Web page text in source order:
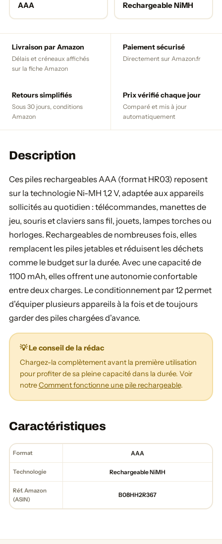
AAA Rechargeable NiMH
Livraison par Amazon
Délais et créneaux affichés
sur la fiche Amazon
Paiement sécurisé
Directement sur Amazon.fr
Retours simplifiés
Sous 30 jours, conditions
Amazon
Prix vérifié chaque jour
Comparé et mis à jour
automatiquement
Description
Ces piles rechargeables AAA (format HR03) reposent
sur la technologie Ni-MH 1,2 V, adaptée aux appareils
sollicités au quotidien : télécommandes, manettes de
jeu, souris et claviers sans fil, jouets, lampes torches ou
horloges. Rechargeables de nombreuses fois, elles
remplacent les piles jetables et réduisent les déchets
comme le budget sur la durée. Avec une capacité de
1100 mAh, elles offrent une autonomie confortable
entre deux charges. Le conditionnement par 12 permet
d'équiper plusieurs appareils à la fois et de toujours
garder des piles chargées d'avance.
💡 Le conseil de la rédac
Chargez-la complètement avant la première utilisation
pour profiter de sa pleine capacité dans la durée. Voir
notreComment fonctionne une pile rechargeable.
Caractéristiques
Format AAA
Technologie Rechargeable NiMH
Réf. Amazon
(ASIN)
B08HH2R367